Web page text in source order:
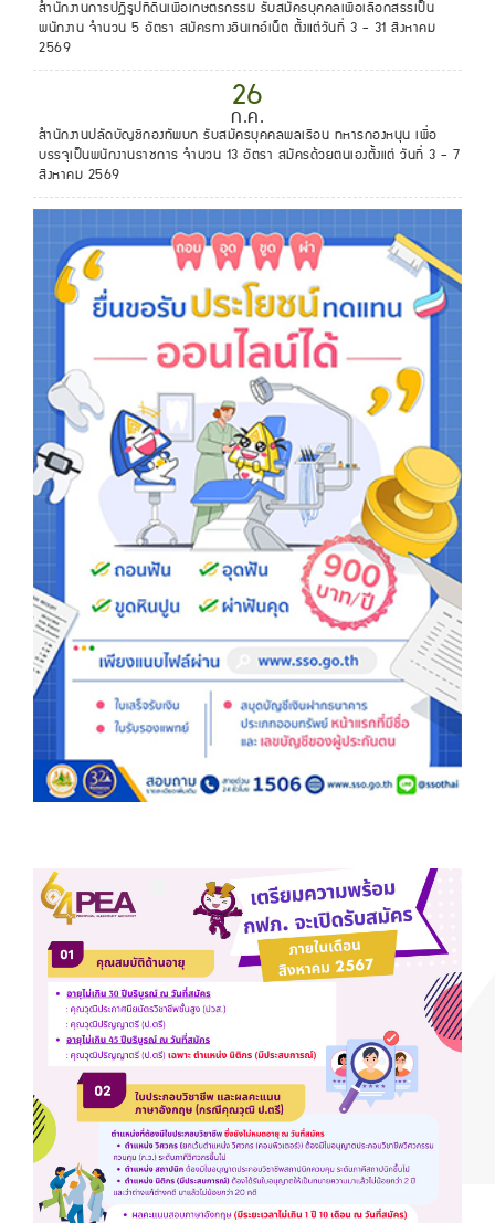
สำนักงานการปฏิรูปที่ดินเพื่อเกษตรกรรม รับสมัครบุคคลเพื่อเลือกสรรเป็น
พนักงาน จำนวน 5 อัตรา สมัครทางอินเทอ์เน็ต ตั้งแต่วันที่ 3 - 31 สิงหาคม
2569
26
ก.ค.
สำนักงานปลัดบัญชีกองทัพบก รับสมัครบุคคลพลเรือน ทหารกองหนุน เพื่อ
บรรจุเป็นพนักงานราชการ จำนวน 13 อัตรา สมัครด้วยตนเองตั้งแต่ วันที่ 3 - 7
สิงหาคม 2569